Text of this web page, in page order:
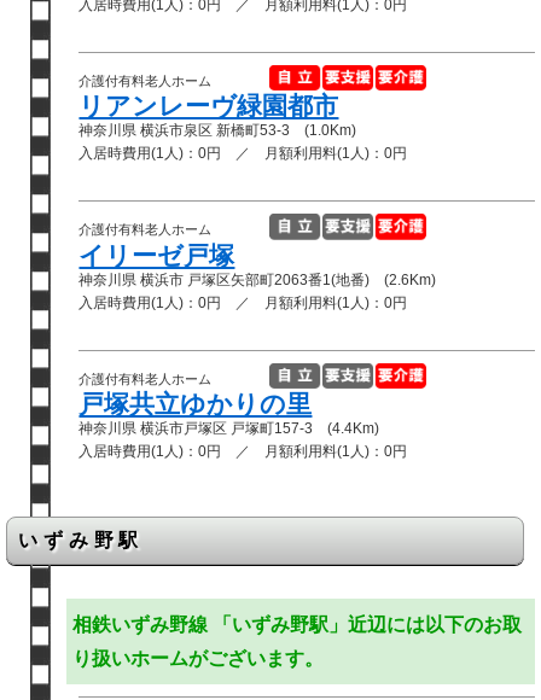
入居時費用(1人)：0円 ／ 月額利用料(1人)：0円
介護付有料老人ホーム
リアンレーヴ緑園都市
神奈川県 横浜市泉区 新橋町53-3 (1.0Km)
入居時費用(1人)：0円 ／ 月額利用料(1人)：0円
介護付有料老人ホーム
イリーゼ戸塚
神奈川県 横浜市 戸塚区矢部町2063番1(地番) (2.6Km)
入居時費用(1人)：0円 ／ 月額利用料(1人)：0円
介護付有料老人ホーム
戸塚共立ゆかりの里
神奈川県 横浜市戸塚区 戸塚町157-3 (4.4Km)
入居時費用(1人)：0円 ／ 月額利用料(1人)：0円
いずみ野駅
相鉄いずみ野線 「いずみ野駅」近辺には以下のお取
り扱いホームがございます。